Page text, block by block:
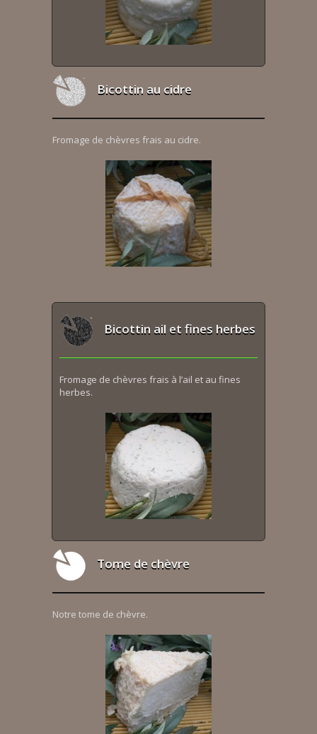
Bicottin au cidre
Fromage de chèvres frais au cidre.
Bicottin ail et fines herbes
Fromage de chèvres frais à l’ail et au fines
herbes.
Tome de chèvre
Notre tome de chèvre.